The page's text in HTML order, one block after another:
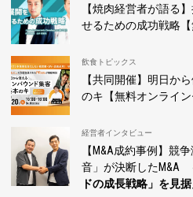
【焼肉経営者が語る
せるための成功戦略【
飲食トピックス
【共同開催】明日か
のキ【無料オンライン
経営者インタビュー
【M&A成約事例】競
音」が決断したM&A
ドの成長戦略」を見